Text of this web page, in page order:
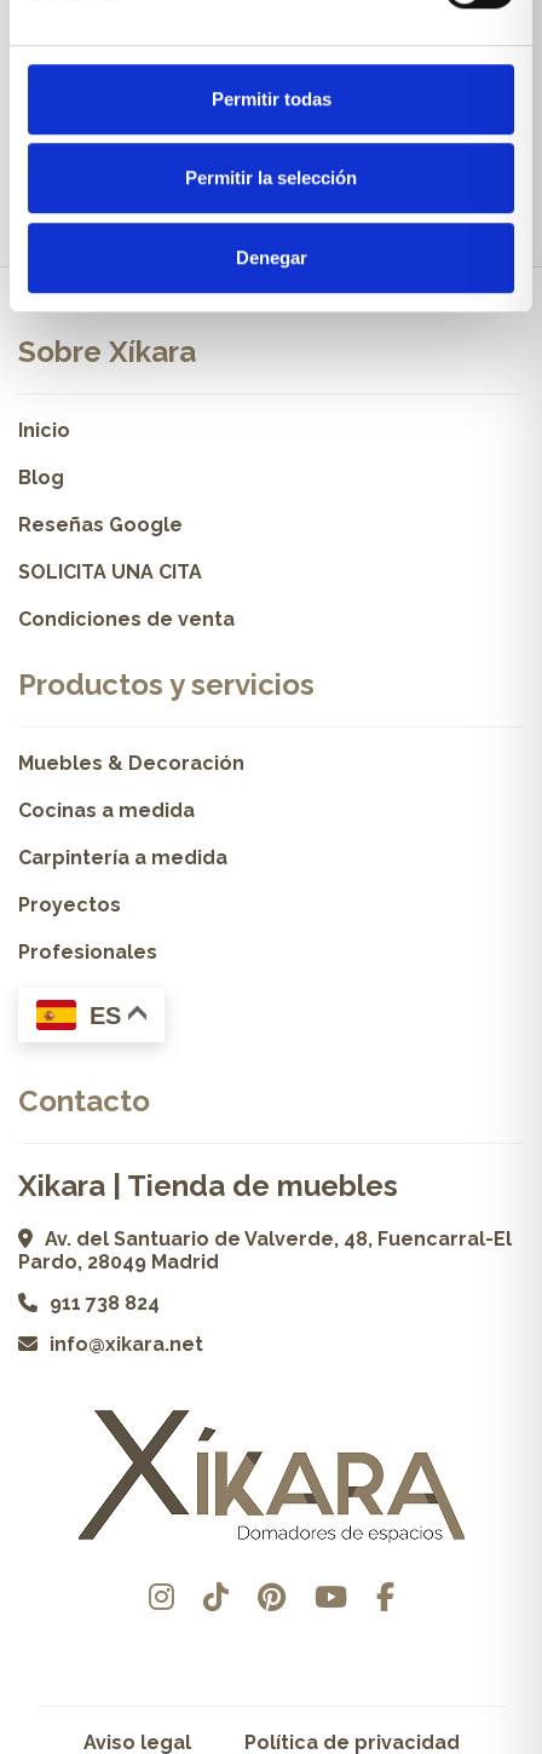
Permitir todas
Permitir la selección
Denegar
Sobre Xíkara
Inicio
Blog
Reseñas Google
SOLICITA UNA CITA
Condiciones de venta
Productos y servicios
Muebles & Decoración
Cocinas a medida
Carpintería a medida
Proyectos
Profesionales
ES
Contacto
Xikara | Tienda de muebles
Av. del Santuario de Valverde, 48, Fuencarral-El
Pardo, 28049 Madrid
911 738 824
info@xikara.net
Aviso legal Política de privacidad